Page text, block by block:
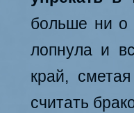
больше ни о
лопнула и
край,
считать